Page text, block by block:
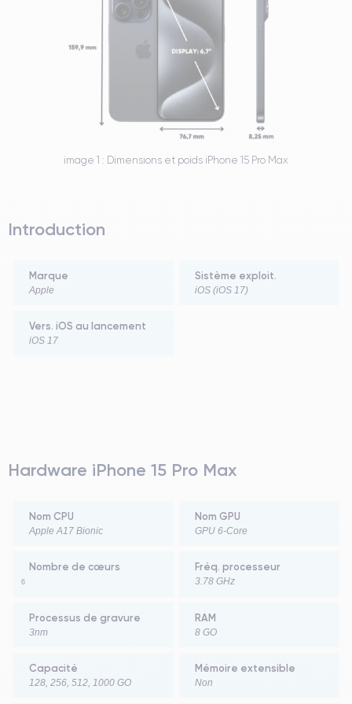
image 1 : Dimensions et poids iPhone 15 Pro Max
Introduction
Marque
Apple
Sistème exploit.
iOS (iOS 17)
Vers. iOS au lancement
iOS 17
Hardware iPhone 15 Pro Max
Nom CPU
Apple A17 Bionic
Nom GPU
GPU 6-Core
Nombre de cœurs
6
Fréq. processeur
3.78 GHz
Processus de gravure
3nm
RAM
8 GO
Capacité
128, 256, 512, 1000 GO
Mémoire extensible
Non